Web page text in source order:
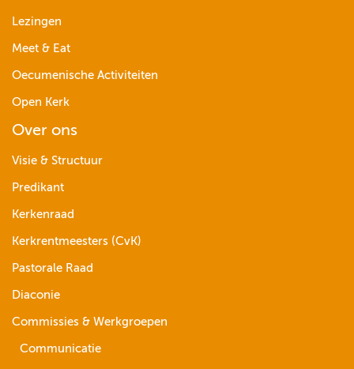
Lezingen
Meet & Eat
Oecumenische Activiteiten
Open Kerk
Over ons
Visie & Structuur
Predikant
Kerkenraad
Kerkrentmeesters (CvK)
Pastorale Raad
Diaconie
Commissies & Werkgroepen
Communicatie